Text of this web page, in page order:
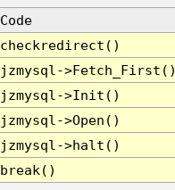
Code
checkredirect()
jzmysql-
jzmysql->Init()
jzmysql->Open()
jzmysql->halt()
break()